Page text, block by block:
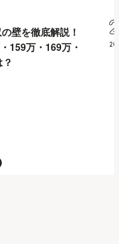
壁を徹底解説！
159万・169万・